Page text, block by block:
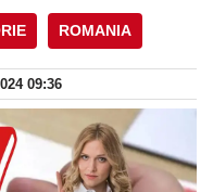
ROMANIA
09:36